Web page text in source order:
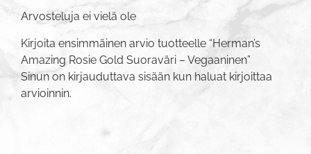
Arvosteluja ei vielä ole
Kirjoita ensimmäinen arvio tuotteelle “Herman’s
Amazing Rosie Gold Suoraväri – Vegaaninen”
Sinun on kirjauduttava sisään kun haluat kirjoittaa
arvioinnin.